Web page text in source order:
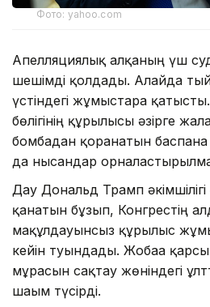
Фото: yahoo.com
Апелляциялық алқаның үш
шешімді қолдады. Алайда
үстіндегі жұмыстарға
бөлігінің құрылысы әзірге
бомбадан қорғанатын
да нысандар
Дау Дональд Трамп
қанатын бұзып, Конгрестің
мақұлдауынсыз құрылыс
кейін туындады. Жобаға
мұрасын сақтау жөніндегі
шағым түсірді.